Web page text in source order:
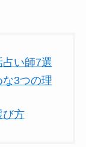
い師7選
3つの理
び方